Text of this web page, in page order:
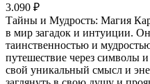
3.090 ₽
Тайны и Мудрость: Магия
в мир загадок и интуиции.
таинственностью и
путешествие через символы
свой уникальный смысл и